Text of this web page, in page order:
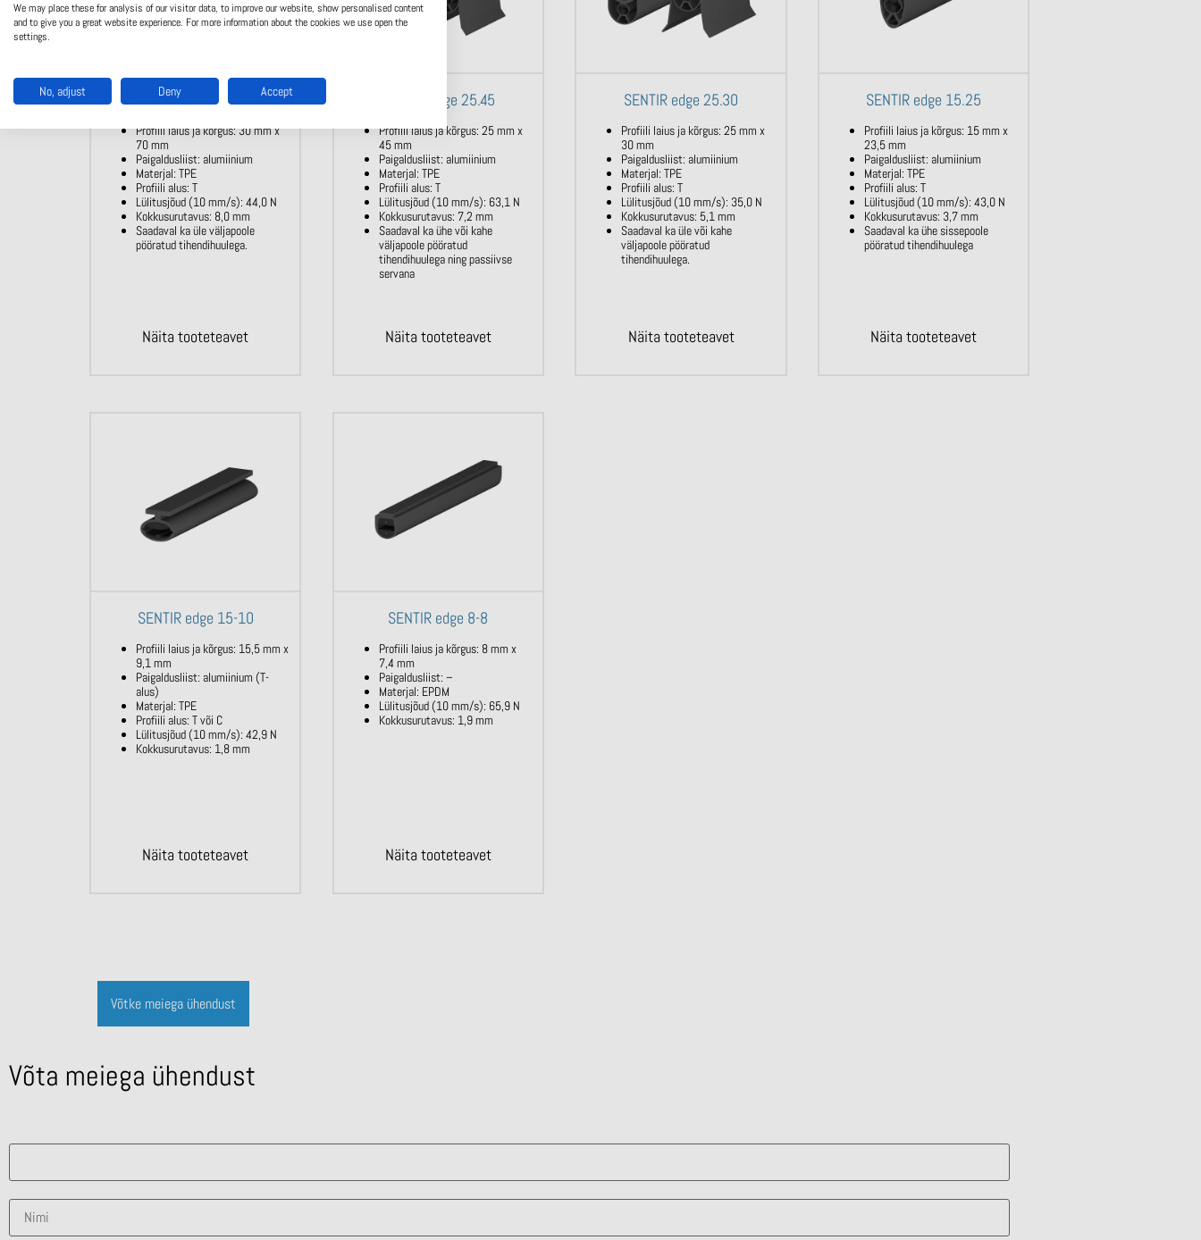
SENTIR edge 30.70
Profiili laius ja kõrgus: 30 mm x
70 mm
Paigaldusliist: alumiinium
Materjal: TPE
Profiili alus: T
Lülitusjõud (10 mm/s): 44,0 N
Kokkusurutavus: 8,0 mm
Saadaval ka üle väljapoole
pööratud tihendihuulega.
Näita tooteteavet
SENTIR edge 25.45
Profiili laius ja kõrgus: 25 mm x
45 mm
Paigaldusliist: alumiinium
Materjal: TPE
Profiili alus: T
Lülitusjõud (10 mm/s): 63,1 N
Kokkusurutavus: 7,2 mm
Saadaval ka ühe või kahe
väljapoole pööratud
tihendihuulega ning passiivse
servana
Näita tooteteavet
SENTIR edge 25.30
Profiili laius ja kõrgus: 25 mm x
30 mm
Paigaldusliist: alumiinium
Materjal: TPE
Profiili alus: T
Lülitusjõud (10 mm/s): 35,0 N
Kokkusurutavus: 5,1 mm
Saadaval ka üle või kahe
väljapoole pööratud
tihendihuulega.
Näita tooteteavet
SENTIR edge 15.25
Profiili laius ja kõrgus: 15 mm x
23,5 mm
Paigaldusliist: alumiinium
Materjal: TPE
Profiili alus: T
Lülitusjõud (10 mm/s): 43,0 N
Kokkusurutavus: 3,7 mm
Saadaval ka ühe sissepoole
pööratud tihendihuulega
Näita tooteteavet
SENTIR edge 15-10
Profiili laius ja kõrgus: 15,5 mm x
9,1 mm
Paigaldusliist: alumiinium (T-
alus)
Materjal: TPE
Profiili alus: T või C
Lülitusjõud (10 mm/s): 42,9 N
Kokkusurutavus: 1,8 mm
Näita tooteteavet
SENTIR edge 8-8
Profiili laius ja kõrgus: 8 mm x
7,4 mm
Paigaldusliist: –
Materjal: EPDM
Lülitusjõud (10 mm/s): 65,9 N
Kokkusurutavus: 1,9 mm
Näita tooteteavet
Võtke meiega ühendust
Võta meiega ühendust
We may place these for analysis of our visitor data, to improve our website, show personalised content
and to give you a great website experience. For more information about the cookies we use open the
settings.
No, adjust Deny Accept